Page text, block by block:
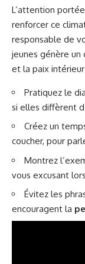
L’attention
renforcer ce
responsable de
jeunes génère
et la paix
Pratiquez le
si elles diffèrent
Créez un
coucher, pour
Montrez
vous excusant
Évitez les
encouragent la